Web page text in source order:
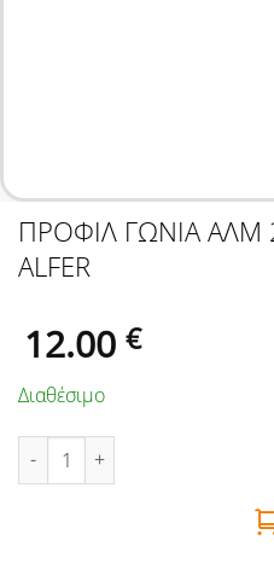
ΠΡΟΦΙΛ ΓΩΝΙΑ ΑΛΜ
ALFER
12.00 €
Διαθέσιμο
ΠΡΟΦΙΛ ΓΩΝΙΑ ΑΛΜ 2m